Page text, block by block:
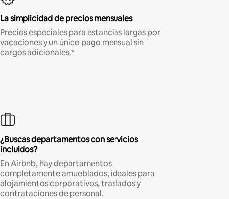
La simplicidad de precios mensuales
Precios especiales para estancias largas por
vacaciones y un único pago mensual sin
cargos adicionales.*
¿Buscas departamentos con servicios
incluidos?
En Airbnb, hay departamentos
completamente amueblados, ideales para
alojamientos corporativos, traslados y
contrataciones de personal.